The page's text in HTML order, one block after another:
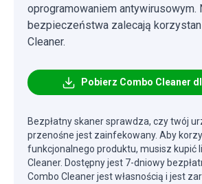
oprogramowaniem antywirusowym.
bezpieczeństwa zalecają
Cleaner.
Pobierz Combo Cleaner
Bezpłatny skaner sprawdza, czy twój
przenośne jest zainfekowany. Aby
funkcjonalnego produktu, musisz kupić
Cleaner. Dostępny jest 7-dniowy
Combo Cleaner jest własnością i jest